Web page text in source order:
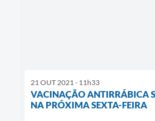
21 OUT 2021 - 11h33
VACINAÇÃO ANTIRRÁBICA
NA PRÓXIMA SEXTA-FEIRA